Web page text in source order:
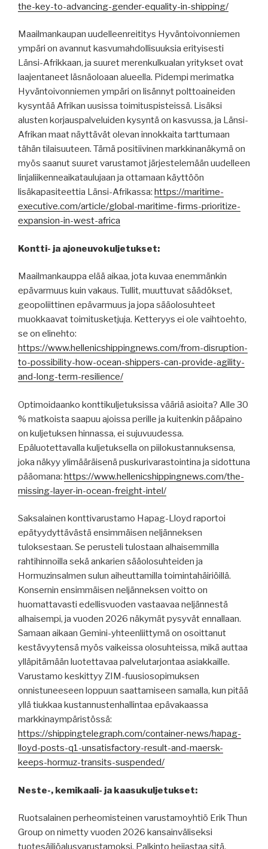
the-key-to-advancing-gender-equality-in-shipping/
Maailmankaupan uudelleenreititys Hyväntoivonniemen
ympäri on avannut kasvumahdollisuuksia erityisesti
Länsi-Afrikkaan, ja suuret merenkulkualan yritykset ovat
laajentaneet läsnäoloaan alueella. Pidempi merimatka
Hyväntoivonniemen ympäri on lisännyt polttoaineiden
kysyntää Afrikan uusissa toimituspisteissä. Lisäksi
alusten korjauspalveluiden kysyntä on kasvussa, ja Länsi-
Afrikan maat näyttävät olevan innokkaita tarttumaan
tähän tilaisuuteen. Tämä positiivinen markkinanäkymä on
myös saanut suuret varustamot järjestelemään uudelleen
linjaliikenneaikataulujaan ja ottamaan käyttöön
lisäkapasiteettia Länsi-Afrikassa: https://maritime-
executive.com/article/global-maritime-firms-prioritize-
expansion-in-west-africa
Kontti- ja ajoneuvokuljetukset:
Maailmankauppa elää aikaa, jota kuvaa enemmänkin
epävarmuus kuin vakaus. Tullit, muuttuvat säädökset,
geopoliittinen epävarmuus ja jopa sääolosuhteet
muokkaavat toimitusketjuja. Ketteryys ei ole vaihtoehto,
se on elinehto:
https://www.hellenicshippingnews.com/from-disruption-
to-possibility-how-ocean-shippers-can-provide-agility-
and-long-term-resilience/
Optimoidaanko konttikuljetuksissa vääriä asioita? Alle 30
% matkoista saapuu ajoissa perille ja kuitenkin pääpaino
on kuljetuksen hinnassa, ei sujuvuudessa.
Epäluotettavalla kuljetuksella on piilokustannuksensa,
joka näkyy ylimääräisenä puskurivarastointina ja sidottuna
pääomana: https://www.hellenicshippingnews.com/the-
missing-layer-in-ocean-freight-intel/
Saksalainen konttivarustamo Hapag-Lloyd raportoi
epätyydyttävästä ensimmäisen neljänneksen
tuloksestaan. Se perusteli tulostaan ​​alhaisemmilla
rahtihinnoilla sekä ankarien sääolosuhteiden ja
Hormuzinsalmen sulun aiheuttamilla toimintahäiriöillä.
Konsernin ensimmäisen neljänneksen voitto on
huomattavasti edellisvuoden vastaavaa neljännestä
alhaisempi, ja vuoden 2026 näkymät pysyvät ennallaan.
Samaan aikaan Gemini-yhteenliittymä on osoittanut
kestävyytensä myös vaikeissa olosuhteissa, mikä auttaa
ylläpitämään luotettavaa palvelutarjontaa asiakkaille.
Varustamo keskittyy ZIM-fuusiosopimuksen
onnistuneeseen loppuun saattamiseen samalla, kun pitää
yllä tiukkaa kustannustenhallintaa epävakaassa
markkinaympäristössä:
https://shippingtelegraph.com/container-news/hapag-
lloyd-posts-q1-unsatisfactory-result-and-maersk-
keeps-hormuz-transits-suspended/
Neste-, kemikaali- ja kaasukuljetukset:
Ruotsalainen perheomisteinen varustamoyhtiö Erik Thun
Group on nimetty vuoden 2026 kansainväliseksi
tuotesäiliöalusvarustamoksi. Palkinto heijastaa sitä,